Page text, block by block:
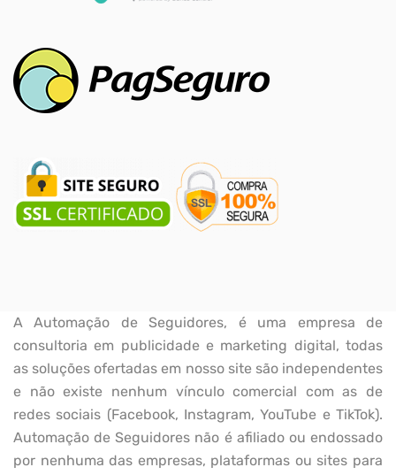
A Automação de Seguidores, é uma empresa de
consultoria em publicidade e marketing digital, todas
as soluções ofertadas em nosso site são independentes
e não existe nenhum vínculo comercial com as de
redes sociais (Facebook, Instagram, YouTube e TikTok).
Automação de Seguidores não é afiliado ou endossado
por nenhuma das empresas, plataformas ou sites para